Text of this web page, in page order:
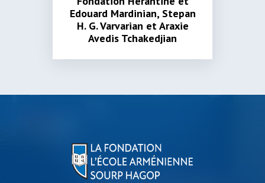
Edouard Mardinian, Stepan
H. G. Varvarian et Araxie
Avedis Tchakedjian